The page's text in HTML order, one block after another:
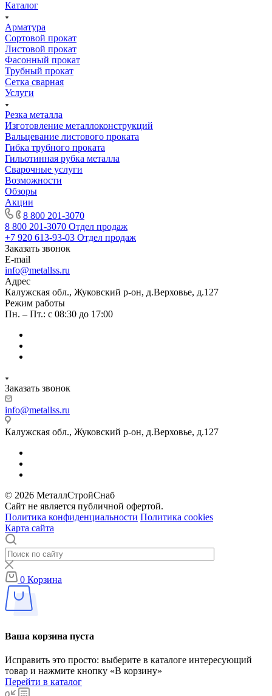
Каталог
Арматура
Сортовой прокат
Листовой прокат
Фасонный прокат
Трубный прокат
Сетка сварная
Услуги
Резка металла
Изготовление металлоконструкций
Вальцевание листового проката
Гибка трубного проката
Гильотинная рубка металла
Сварочные услуги
Возможности
Обзоры
Акции
8 800 201-3070
8 800 201-3070 Отдел продаж
+7 920 613-93-03 Отдел продаж
Заказать звонок
E-mail
info@metallss.ru
Адрес
Калужская обл., Жуковский р-он, д.Верховье, д.127
Режим работы
Пн. – Пт.: с 08:30 до 17:00
Заказать звонок
info@metallss.ru
Калужская обл., Жуковский р-он, д.Верховье, д.127
© 2026 МеталлСтройСнаб
Сайт не является публичной офертой.
Политика конфиденциальности Политика cookies
Карта сайта
0 Корзина
Ваша корзина пуста
Исправить это просто: выберите в каталоге интересующий
товар и нажмите кнопку «В корзину»
Перейти в каталог